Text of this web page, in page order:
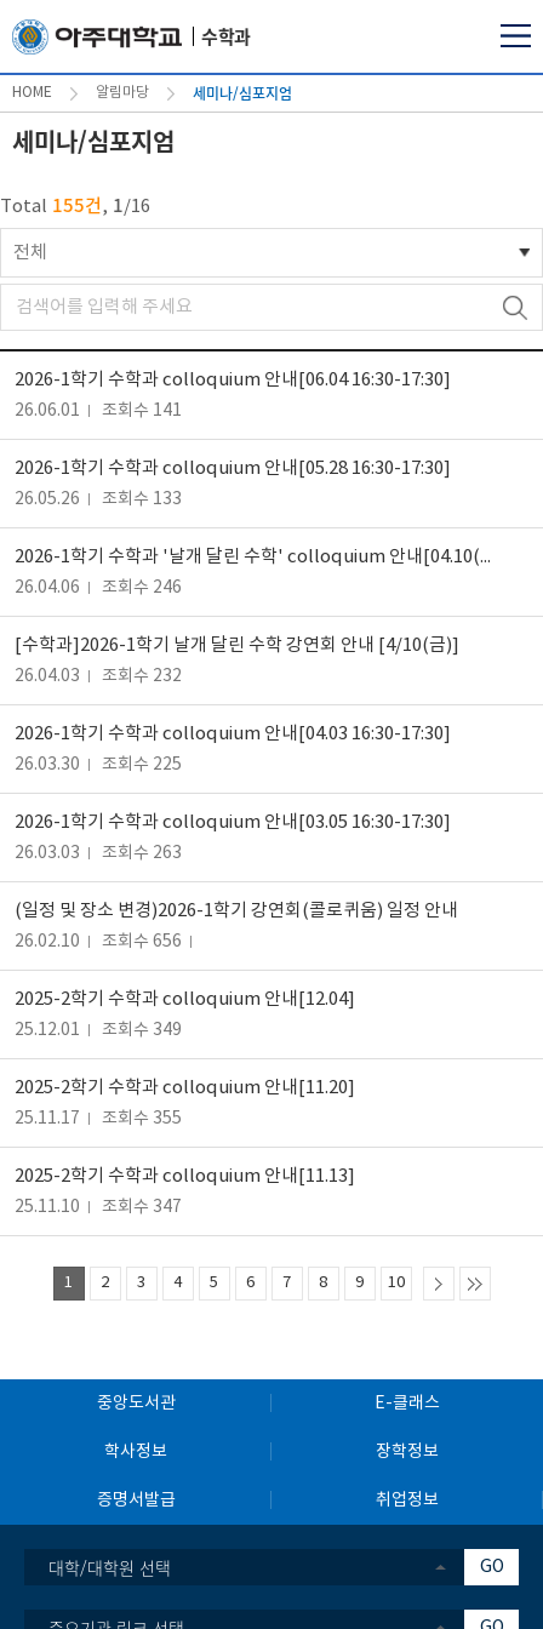
수학과
HOME 알림마당 세미나/심포지엄
세미나/심포지엄
Total 155건, 1/16
전체
2026-1학기 수학과 colloquium 안내[06.04 16:30-17:30]
26.06.01 조회수 141
2026-1학기 수학과 colloquium 안내[05.28 16:30-17:30]
26.05.26 조회수 133
2026-1학기 수학과 '날개 달린 수학' colloquium 안내[04.10(금) 16:30-17:30]
26.04.06 조회수 246
[수학과]2026-1학기 날개 달린 수학 강연회 안내 [4/10(금)]
26.04.03 조회수 232
2026-1학기 수학과 colloquium 안내[04.03 16:30-17:30]
26.03.30 조회수 225
2026-1학기 수학과 colloquium 안내[03.05 16:30-17:30]
26.03.03 조회수 263
(일정 및 장소 변경)2026-1학기 강연회(콜로퀴움) 일정 안내
26.02.10 조회수 656
2025-2학기 수학과 colloquium 안내[12.04]
25.12.01 조회수 349
2025-2학기 수학과 colloquium 안내[11.20]
25.11.17 조회수 355
2025-2학기 수학과 colloquium 안내[11.13]
25.11.10 조회수 347
1 2 3 4 5 6 7 8 9 10
중앙도서관 E-클래스
학사정보 장학정보
증명서발급 취업정보
대학/대학원 선택 GO